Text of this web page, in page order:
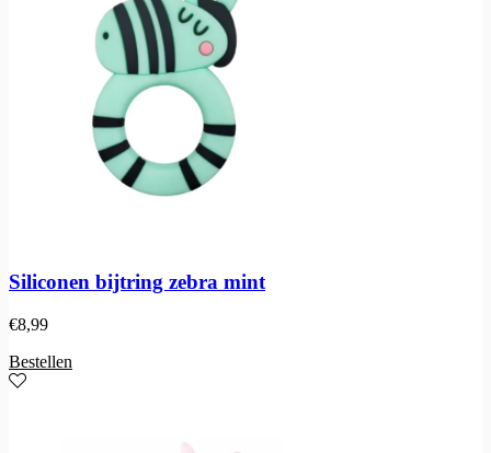
Siliconen bijtring zebra mint
€8,99
Bestellen